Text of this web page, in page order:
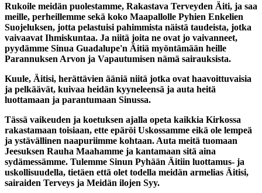
Rukoile meidän puolestamme, Rakastava Terveyden Äiti, ja saa
meille, perheillemme sekä koko Maapallolle Pyhien Enkelien
Suojeluksen, jotta pelastuisi pahimmista näistä taudeista, jotka
vaivaavat Ihmiskuntaa. Ja niitä joita ne ovat jo vaivanneet,
pyydämme Sinua Guadalupe'n Äitiä myöntämään heille
Parannuksen Arvon ja Vapautumisen nämä sairauksista.
Kuule, Äitisi, herättävien ääniä niitä jotka ovat haavoittuvaisia
ja pelkäävät, kuivaa heidän kyyneleensä ja auta heitä
luottamaan ja parantumaan Sinussa.
Tässä vaikeuden ja koetuksen ajalla opeta kaikkia Kirkossa
rakastamaan toisiaan, ette epäröi Uskossamme eikä ole lempeä
ja ystävällinen naapuriimme kohtaan. Auta meitä tuomaan
Jeesuksen Rauha Maahamme ja kantamaan sitä aina
sydämessämme. Tulemme Sinun Pyhään Äitiin luottamus- ja
uskollisuudella, tietäen että olet todella meidän armelias Äitisi,
sairaiden Terveys ja Meidän ilojen Syy.